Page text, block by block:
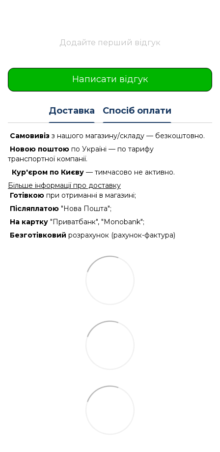
Додайте перший відгук
Написати відгук
Доставка Спосіб оплати
Самовивіз з нашого магазину/складу — безкоштовно.
Новою поштою по Україні — по тарифу
транспортної компанії.
Кур'єром по Києву — тимчасово не активно.
Більше інформації про доставку
Готівкою при отриманні в магазині;
Післяплатою "Нова Пошта";
На картку "Приватбанк", "Monobank";
Безготівковий розрахунок (рахунок-фактура)